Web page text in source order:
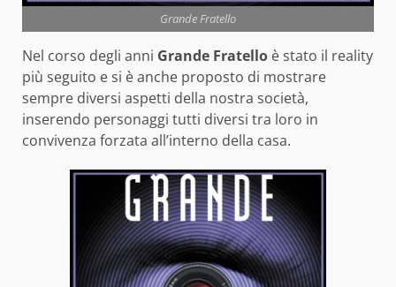
Grande Fratello
Nel corso degli anni Grande Fratello è stato il reality
più seguito e si è anche proposto di mostrare
sempre diversi aspetti della nostra società,
inserendo personaggi tutti diversi tra loro in
convivenza forzata all’interno della casa.